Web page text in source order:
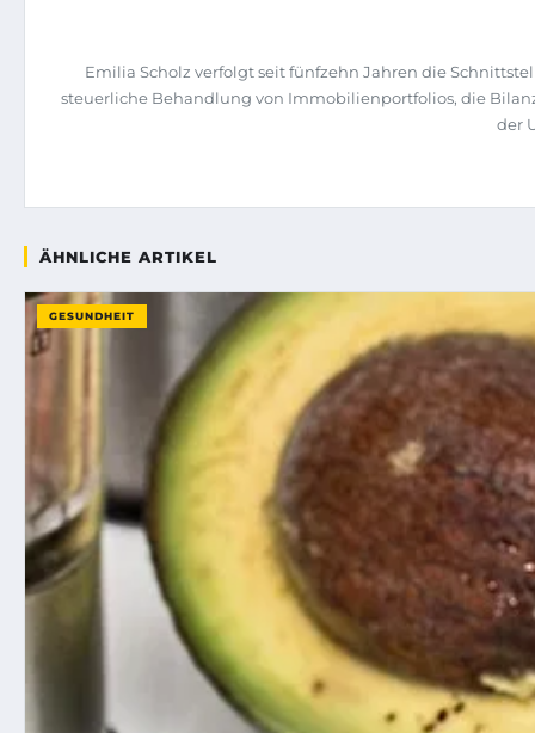
Emilia Scholz verfolgt seit fünfzehn Jahren die
steuerliche Behandlung von Immobilienportfolios, die
der
ÄHNLICHE ARTIKEL
GESUNDHEIT